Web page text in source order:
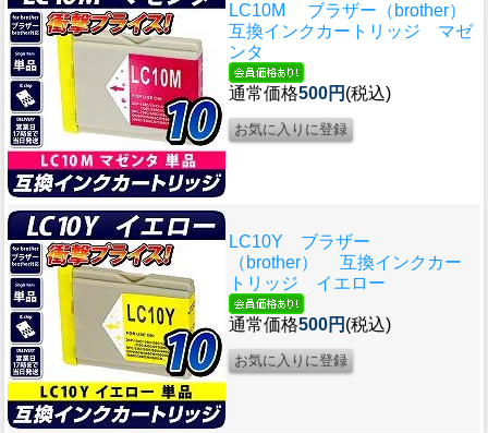
LC10M ブラザー（brother）
互換インクカートリッジ マゼ
ンタ
通常価格500円 (税込)
LC10Y ブラザー
（brother） 互換インクカー
トリッジ イエロー
通常価格500円 (税込)